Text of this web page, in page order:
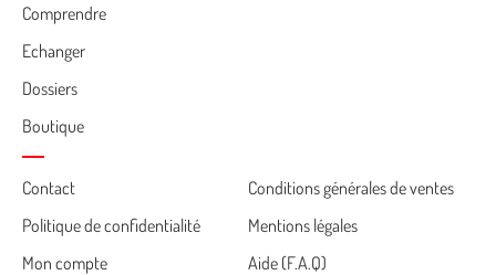
Comprendre
Echanger
Dossiers
Boutique
Cemea
footer
Contact
Conditions générales de ventes
Politique de confidentialité
Mentions légales
Mon compte
Aide (F.A.Q)